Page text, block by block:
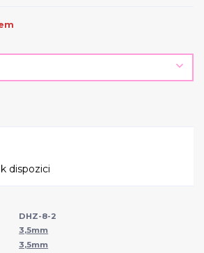
dispozici
DHZ-8-2
3,5mm
3,5mm